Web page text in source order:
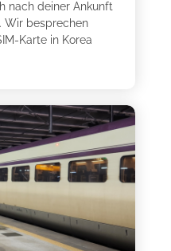
nach deiner Ankunft
Wir besprechen
Karte in Korea